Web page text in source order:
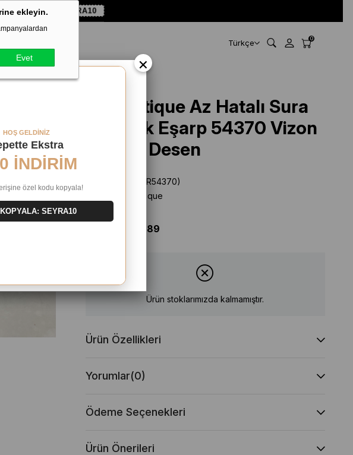
ekleyin.
Evet
ÇEKİ! KOD: SEYRA10
Türkçe 0
Desen
La Boutique Az Hatalı Sura
Saf İpek Eşarp 54370 Vizon
Karışık Desen
(SYR54370)
La Boutique
$ 38.89
Ürün stoklarımızda kalmamıştır.
Ürün Özellikleri
Yorumlar(0)
Ödeme Seçenekleri
Ürün Önerileri
×
HOŞ GELDİNİZ
Ekstra
İNDİRİM
özel kodu kopyala!
SEYRA10